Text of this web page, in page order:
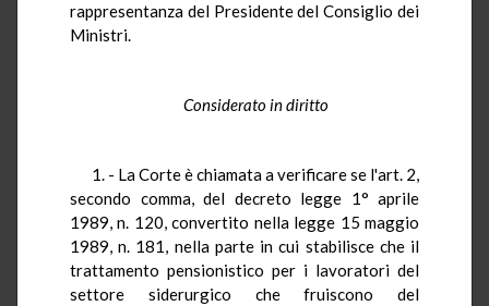
rappresentanza del Presidente del Consiglio dei
Ministri.
Considerato in diritto
1. - La Corte è chiamata a verificare se l'art. 2,
secondo comma, del decreto legge 1° aprile
1989, n. 120, convertito nella legge 15 maggio
1989, n. 181, nella parte in cui stabilisce che il
trattamento pensionistico per i lavoratori del
settore siderurgico che fruiscono del